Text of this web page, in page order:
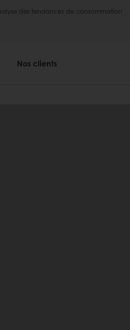
des tendances de consommation
Nos clients